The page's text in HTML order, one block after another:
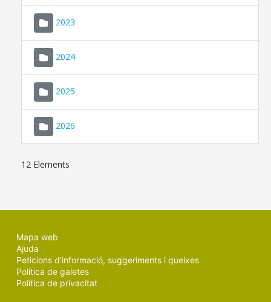
2023
2024
2025
2026
12 Elements
Mapa web
Ajuda
Peticions d'informació, suggeriments i queixes
Política de galetes
Política de privacitat